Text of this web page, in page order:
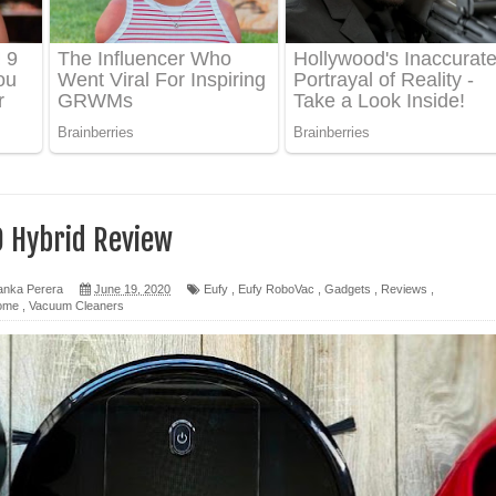
ලියන්න ගීතයේ පද පෙළ
Hybrid Review
Perera June 19, 2020 Eufy Eufy RoboVac Gadgets Reviews
Vacuum Cleaners